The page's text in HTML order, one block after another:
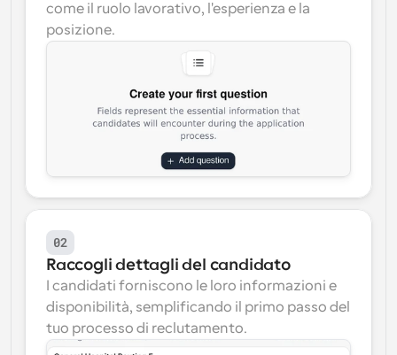
come il ruolo lavorativo, l'esperienza e la
posizione.
02
Raccogli dettagli del candidato
I candidati forniscono le loro informazioni e
disponibilità, semplificando il primo passo del
tuo processo di reclutamento.